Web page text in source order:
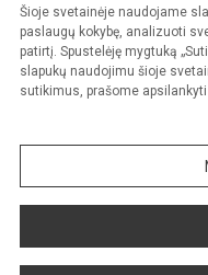
Šioje svetainėje naudojame
paslaugų kokybę, analizuoti
patirtį. Spustelėję mygtuką
slapukų naudojimu šioje
sutikimus, prašome apsilankyti
Kopijuoti turinį be raštiško
Prieinamumo
Sumanus būdas